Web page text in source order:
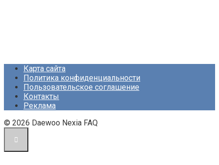
Карта сайта
Политика конфиденциальности
Пользовательское соглашение
Контакты
Реклама
© 2026 Daewoo Nexia FAQ